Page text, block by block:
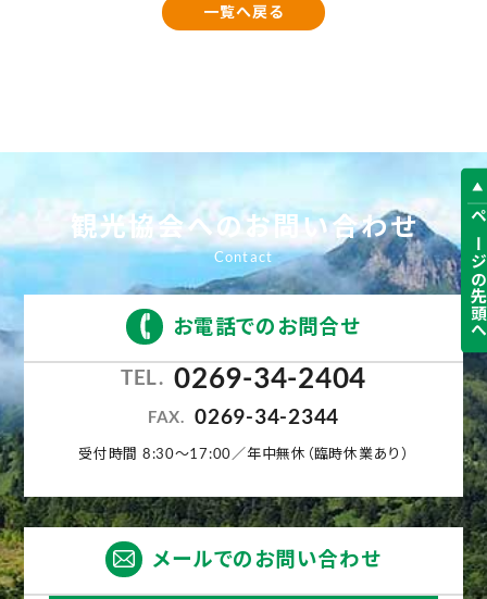
一覧へ戻る
観光協会へのお問い合わせ
お電話でのお問合せ
TEL. 0269-34-2404
FAX. 0269-34-2344
受付時間 8:30〜17:00／年中無休（臨時休業あり）
メールでのお問い合わせ
ページの先頭へ